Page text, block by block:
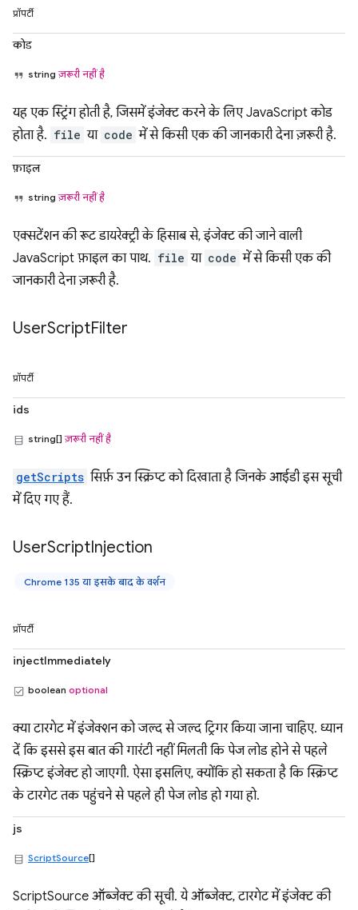
प्रॉपर्टी
कोड
stringज़रूरी नहीं है
यह एक स्ट्रिंग होती है, जिसमें इंजेक्ट करने के लिए JavaScript कोड
होता है. file या code में से किसी एक की जानकारी देना ज़रूरी है.
फ़ाइल
stringज़रूरी नहीं है
एक्सटेंशन की रूट डायरेक्ट्री के हिसाब से, इंजेक्ट की जाने वाली
JavaScript फ़ाइल का पाथ. file या code में से किसी एक की
जानकारी देना ज़रूरी है.
UserScriptFilter
प्रॉपर्टी
ids
string[]ज़रूरी नहीं है
getScripts सिर्फ़ उन स्क्रिप्ट को दिखाता है जिनके आईडी इस सूची
में दिए गए हैं.
UserScriptInjection
Chrome 135 या इसके बाद के वर्शन
प्रॉपर्टी
injectImmediately
boolean optional
क्या टारगेट में इंजेक्शन को जल्द से जल्द ट्रिगर किया जाना चाहिए. ध्यान
दें कि इससे इस बात की गारंटी नहीं मिलती कि पेज लोड होने से पहले
स्क्रिप्ट इंजेक्ट हो जाएगी. ऐसा इसलिए, क्योंकि हो सकता है कि स्क्रिप्ट
के टारगेट तक पहुंचने से पहले ही पेज लोड हो गया हो.
js
ScriptSource[]
ScriptSource ऑब्जेक्ट की सूची. ये ऑब्जेक्ट, टारगेट में इंजेक्ट की